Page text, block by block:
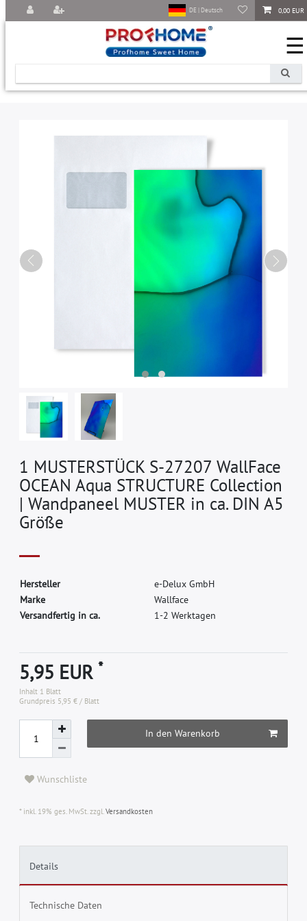
0,00 EUR
DE | Deutsch
☰
1 MUSTERSTÜCK S-27207 WallFace
OCEAN Aqua STRUCTURE Collection
| Wandpaneel MUSTER in ca. DIN A5
Größe
Hersteller e-Delux GmbH
Marke Wallface
Versandfertig in ca.
1-2 Werktagen
5,95 EUR*
Inhalt 1 Blatt
Grundpreis 5,95 € / Blatt
In den Warenkorb
Wunschliste
* inkl. 19% ges. MwSt. zzgl.Versandkosten
Details
Technische Daten